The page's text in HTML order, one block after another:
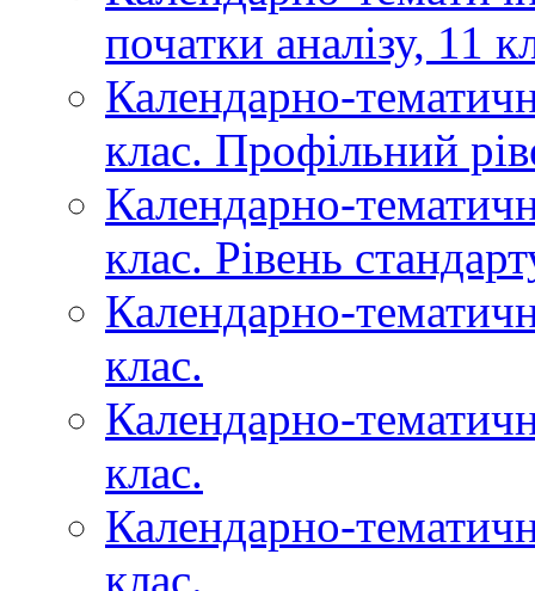
початки аналізу, 11
Календарно-
клас. Профільний
Календарно-
клас. Рівень
Календарно-
клас.
Календарно-
клас.
Календарно-
клас.